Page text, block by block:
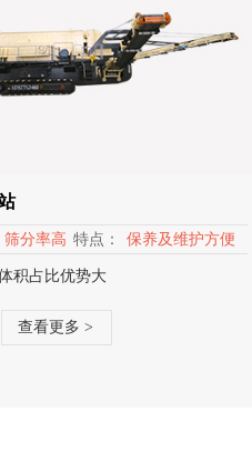
筛分率高 特点： 保养及维护方便
积占比优势大
查看更多 >